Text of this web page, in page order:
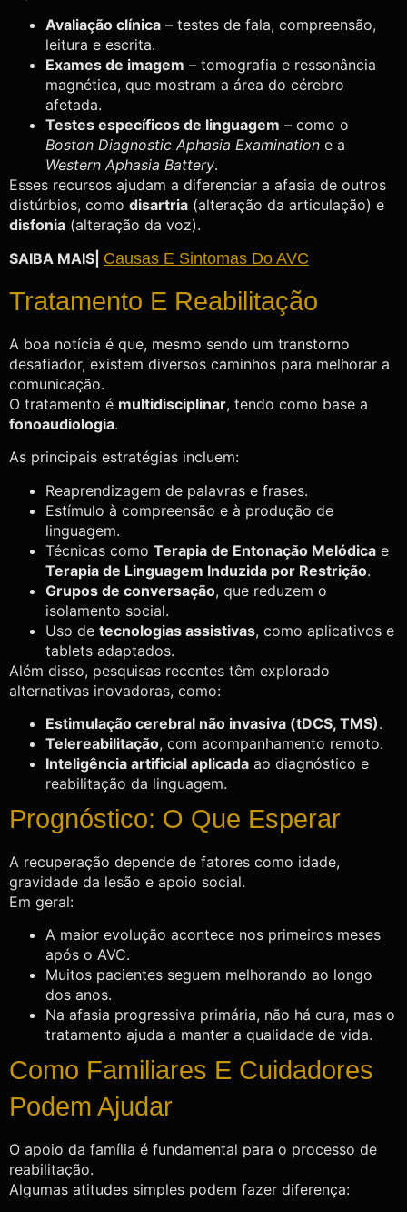
Avaliação clínica – testes de fala, compreensão,
leitura e escrita.
Exames de imagem – tomografia e ressonância
magnética, que mostram a área do cérebro
afetada.
Testes específicos de linguagem – como o
Boston Diagnostic Aphasia Examination e a
Western Aphasia Battery.
Esses recursos ajudam a diferenciar a afasia de outros
distúrbios, como disartria (alteração da articulação) e
disfonia (alteração da voz).
SAIBA MAIS| Causas E Sintomas Do AVC
Tratamento E Reabilitação
A boa notícia é que, mesmo sendo um transtorno
desafiador, existem diversos caminhos para melhorar a
comunicação.
O tratamento é multidisciplinar, tendo como base a
fonoaudiologia.
As principais estratégias incluem:
Reaprendizagem de palavras e frases.
Estímulo à compreensão e à produção de
linguagem.
Técnicas como Terapia de Entonação Melódica e
Terapia de Linguagem Induzida por Restrição.
Grupos de conversação, que reduzem o
isolamento social.
Uso de tecnologias assistivas, como aplicativos e
tablets adaptados.
Além disso, pesquisas recentes têm explorado
alternativas inovadoras, como:
Estimulação cerebral não invasiva (tDCS, TMS).
Telereabilitação, com acompanhamento remoto.
Inteligência artificial aplicada ao diagnóstico e
reabilitação da linguagem.
Prognóstico: O Que Esperar
A recuperação depende de fatores como idade,
gravidade da lesão e apoio social.
Em geral:
A maior evolução acontece nos primeiros meses
após o AVC.
Muitos pacientes seguem melhorando ao longo
dos anos.
Na afasia progressiva primária, não há cura, mas o
tratamento ajuda a manter a qualidade de vida.
Como Familiares E Cuidadores
Podem Ajudar
O apoio da família é fundamental para o processo de
reabilitação.
Algumas atitudes simples podem fazer diferença: